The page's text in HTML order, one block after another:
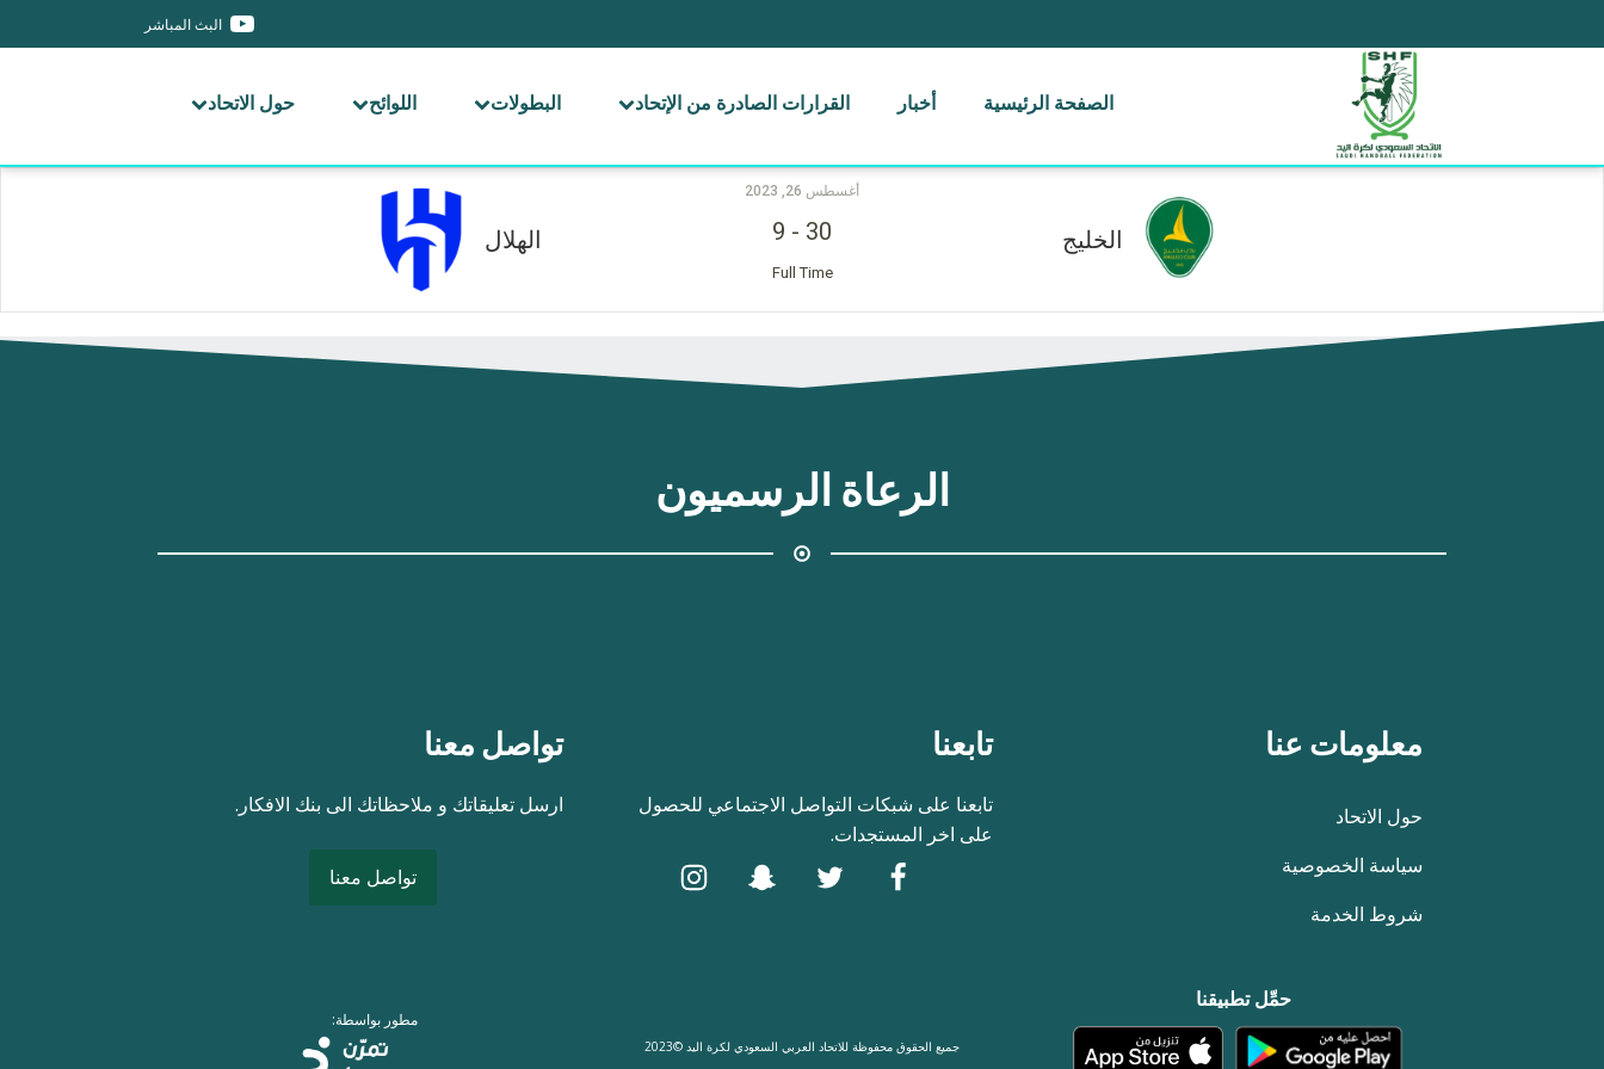
البث المباشر
الصفحة الرئيسية أخبار القرارات الصادرة من الإتحاد البطولات اللوائح حول الاتحاد
الخليج الهلال
أغسطس 26, 2023
30
-
9
Full Time
الرعاة الرسميون
معلومات عنا
حول الاتحاد
سياسة الخصوصية
شروط الخدمة
تابعنا
تابعنا على شبكات التواصل الاجتماعي للحصول
على اخر المستجدات.
تواصل معنا
ارسل تعليقاتك و ملاحظاتك الى بنك الافكار.
تواصل معنا
حمِّل تطبيقنا
جميع الحقوق محفوظة للاتحاد العربي السعودي لكرة اليد ©2023
مطور بواسطة: